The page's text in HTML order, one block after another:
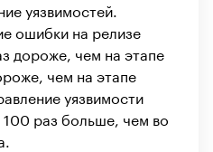
уязвимостей.
ошибки на релизе
дороже, чем на этапе
чем на этапе
уязвимости
100 раз больше, чем во